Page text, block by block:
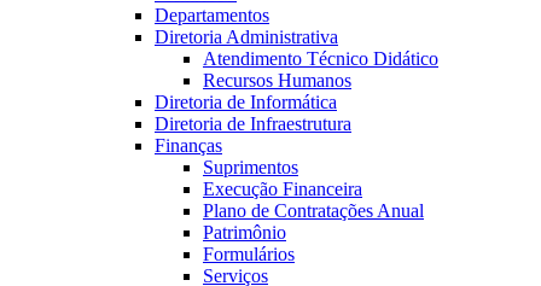
Departamentos
Diretoria Administrativa
Atendimento Técnico Didático
Recursos Humanos
Diretoria de Informática
Diretoria de Infraestrutura
Finanças
Suprimentos
Execução Financeira
Plano de Contratações Anual
Patrimônio
Formulários
Serviços